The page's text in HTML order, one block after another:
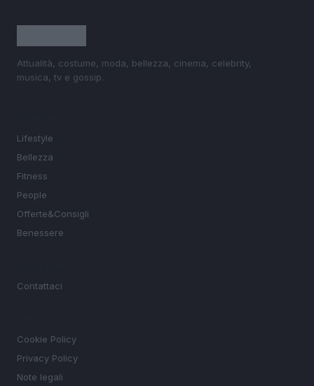
Attualità, costume, moda, bellezza, cinema, celebrity,
musica, tv e gossip.
Lifestyle
Bellezza
Fitness
People
Offerte&Consigli
Benessere
Contattaci
Cookie Policy
Privacy Policy
Note legali